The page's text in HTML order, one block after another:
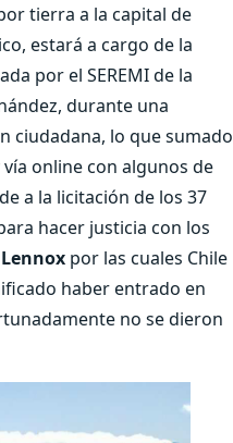
tierra a la capital de
estará a cargo de la
por el SEREMI de la
durante una
ciudadana, lo que sumado
online con algunos de
a la licitación de los 37
hacer justicia con los
Lennox por las cuales Chile
haber entrado en
no se dieron